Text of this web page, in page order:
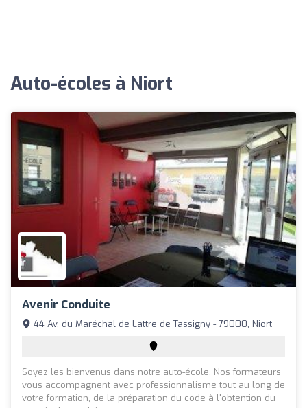
Auto-écoles à Niort
Avenir Conduite
44 Av. du Maréchal de Lattre de Tassigny - 79000, Niort
Soyez les bienvenus dans notre auto-école. Nos formateurs
vous accompagnent avec professionnalisme tout au long de
votre formation, de la préparation du code à l'obtention du